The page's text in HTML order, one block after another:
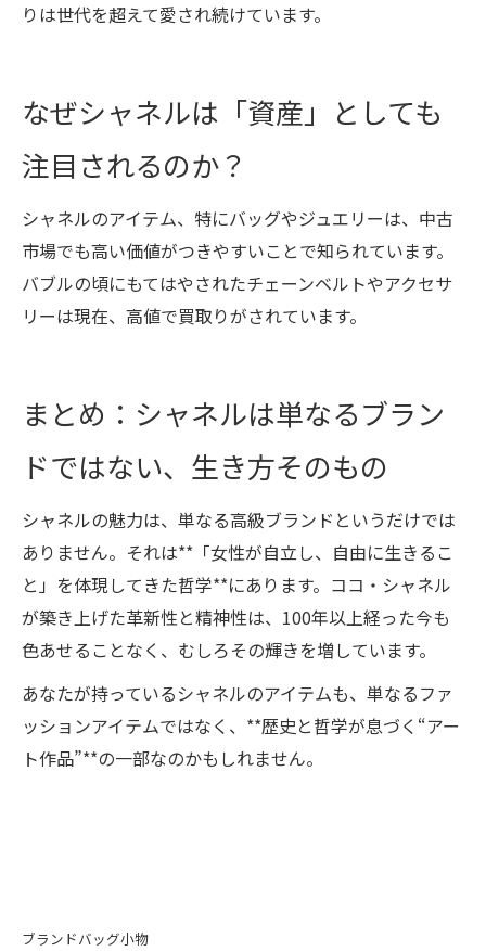
りは世代を超えて愛され続けています。
なぜシャネルは「資産」としても
注目されるのか？
シャネルのアイテム、特にバッグやジュエリーは、中古
市場でも高い価値がつきやすいことで知られています。
バブルの頃にもてはやされたチェーンベルトやアクセサ
リーは現在、高値で買取りがされています。
まとめ：シャネルは単なるブラン
ドではない、生き方そのもの
シャネルの魅力は、単なる高級ブランドというだけでは
ありません。それは**「女性が自立し、自由に生きるこ
と」を体現してきた哲学**にあります。ココ・シャネル
が築き上げた革新性と精神性は、100年以上経った今も
色あせることなく、むしろその輝きを増しています。
あなたが持っているシャネルのアイテムも、単なるファ
ッションアイテムではなく、**歴史と哲学が息づく“アー
ト作品”**の一部なのかもしれません。
ブランドバッグ小物